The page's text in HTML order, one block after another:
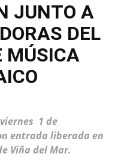
JUNTO A
DEL
MÚSICA
1 de
entrada liberada en
Viña del Mar.